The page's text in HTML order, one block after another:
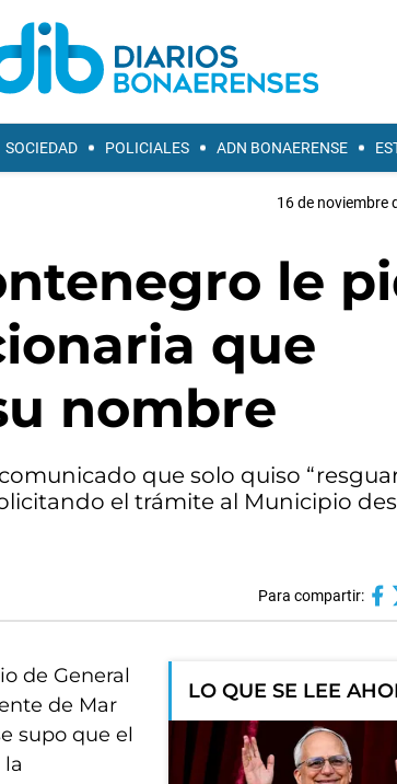
SOCIEDAD POLICIALES ADN BONAERENSE
16 de noviembre
le
que
nombre
que solo quiso
el trámite al Municipio
Para compartir:
de General
de Mar
supo que el
LO QUE SE LEE